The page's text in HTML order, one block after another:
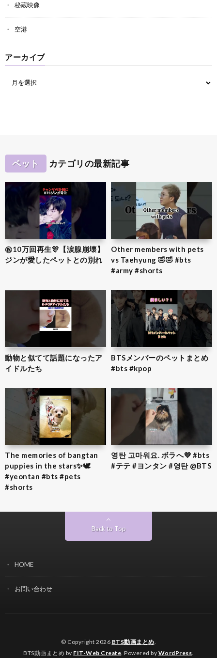
秘蔵映像
空港
アーカイブ
ペット カテゴリの最新記事
㊗️10万回再生🎊【涙腺崩壊】
ジンが愛したペットとの別れ
Other members with pets
vs Taehyung 🤣🤣 #bts
#army #shorts
動物と似てて話題になったア
イドルたち
BTSメンバーのペットまとめ
#bts #kpop
The memories of bangtan
puppies in the stars✨🕊️
#yeontan #bts #pets
#shorts
영탄 고마워요. ボラへ💜 #bts
#テテ #ヨンタン #영탄 @BTS
Back to Top
HOME
お問い合わせ
© Copyright 2026 BTS動画まとめ.
BTS動画まとめ by FIT-Web Create. Powered by WordPress.